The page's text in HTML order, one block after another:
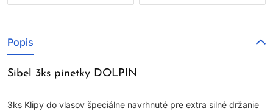
Popis
Sibel 3ks pinetky DOLPIN
3ks Klipy do vlasov špeciálne navrhnuté pre extra silné držanie